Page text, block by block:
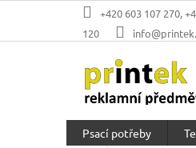
+420 603 107 270,
120
Psací potřeby